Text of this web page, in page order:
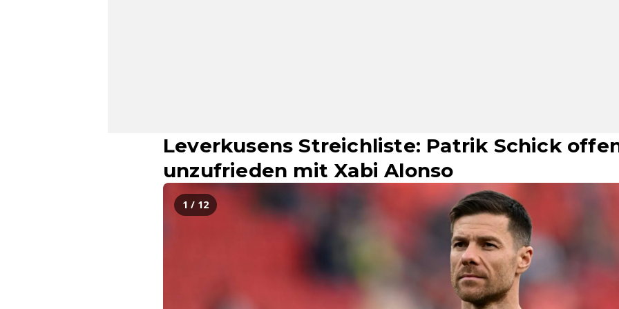
Leverkusens Streichliste: Patrik Schick
unzufrieden mit Xabi Alonso
1 / 12